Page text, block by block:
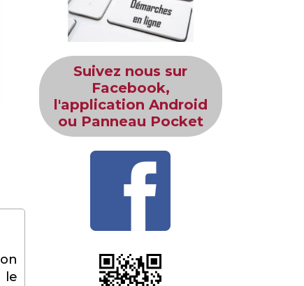
le
Suivez nous sur
Facebook,
l'application Android
ou Panneau Pocket